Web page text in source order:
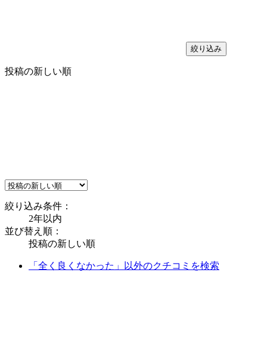
絞り込み
投稿の新しい順
絞り込み条件：
2年以内
並び替え順：
投稿の新しい順
「全く良くなかった」以外のクチコミを検索